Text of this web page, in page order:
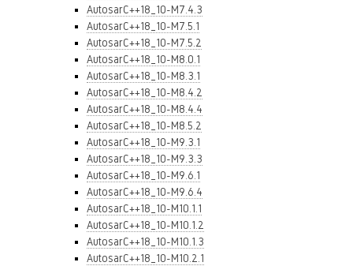
AutosarC++18_10-M7.4.3
AutosarC++18_10-M7.5.1
AutosarC++18_10-M7.5.2
AutosarC++18_10-M8.0.1
AutosarC++18_10-M8.3.1
AutosarC++18_10-M8.4.2
AutosarC++18_10-M8.4.4
AutosarC++18_10-M8.5.2
AutosarC++18_10-M9.3.1
AutosarC++18_10-M9.3.3
AutosarC++18_10-M9.6.1
AutosarC++18_10-M9.6.4
AutosarC++18_10-M10.1.1
AutosarC++18_10-M10.1.2
AutosarC++18_10-M10.1.3
AutosarC++18_10-M10.2.1